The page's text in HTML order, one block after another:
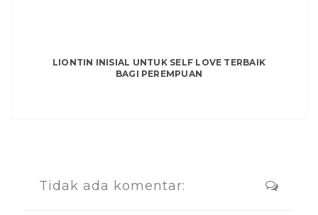
LIONTIN INISIAL UNTUK SELF LOVE TERBAIK
BAGI PEREMPUAN
Tidak ada komentar: